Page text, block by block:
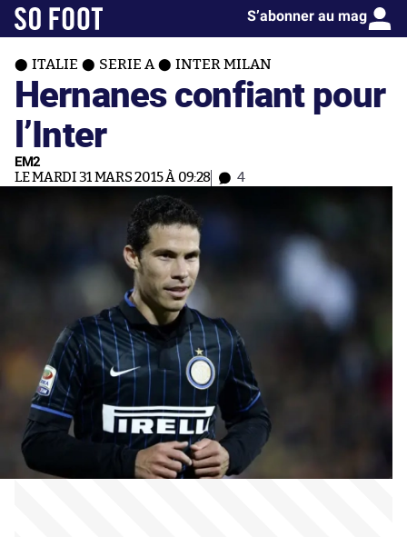
S’abonner au mag
ITALIE SERIE A INTER MILAN
Hernanes confiant pour
l’Inter
EM2
LE MARDI 31 MARS 2015 À 09:28 4